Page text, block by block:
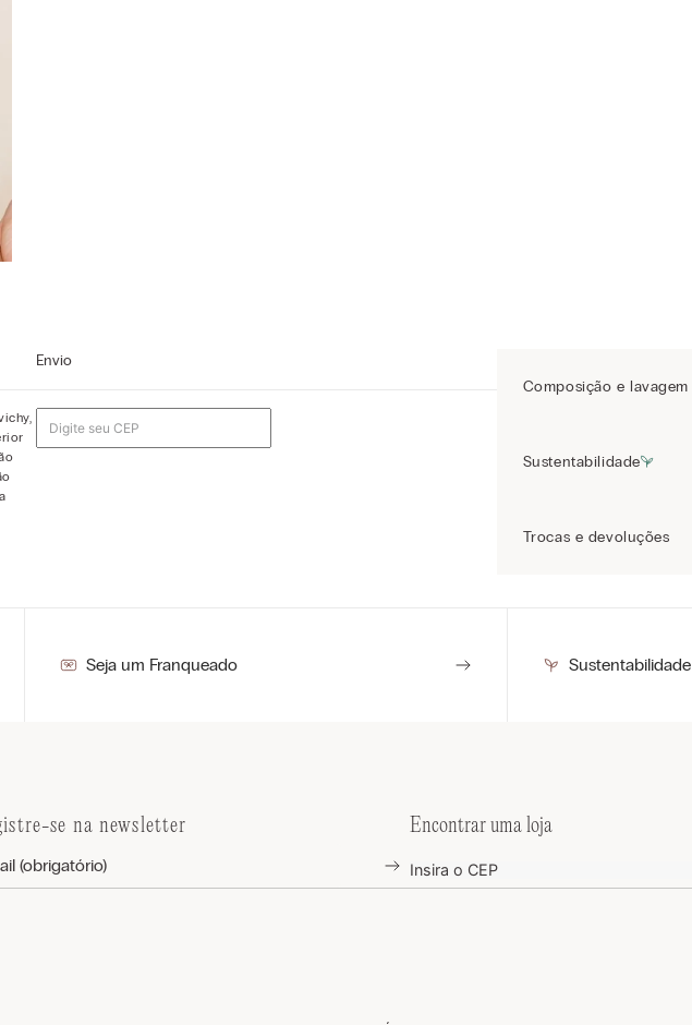
Envio
Composição e lavagem
Sustentabilidade
Trocas e devoluções
Seja um Franqueado Sustentabilidade
se na newsletter Encontrar uma loja